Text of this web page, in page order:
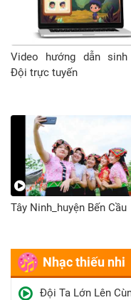
Video hướng dẫn
Đội trực tuyến
Tây Ninh_huyện Bến Cầu
Nhạc thiếu nhi
Đội Ta Lớn Lên